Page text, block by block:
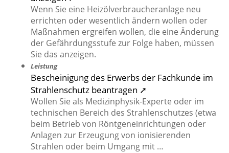
Wenn Sie eine Heizölverbraucheranlage neu
errichten oder wesentlich ändern wollen oder
Maßnahmen ergreifen wollen, die eine Änderung
der Gefährdungsstufe zur Folge haben, müssen
Sie das anzeigen.
Leistung
Bescheinigung des Erwerbs der Fachkunde im
Strahlenschutz beantragen ➚
Wollen Sie als Medizinphysik-Experte oder im
technischen Bereich des Strahlenschutzes (etwa
beim Betrieb von Röntgeneinrichtungen oder
Anlagen zur Erzeugung von ionisierenden
Strahlen oder beim Umgang mit …